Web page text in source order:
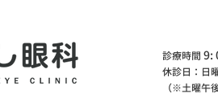
診療時間 9:
休診日：日
（※土曜午